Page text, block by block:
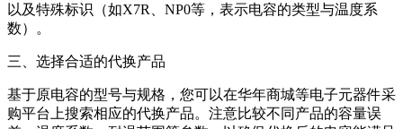
以及特殊标识（如X7R、NP0等，表示电容的类型与温度系
数）。
三、选择合适的代换产品
基于原电容的型号与规格，您可以在华年商城等电子元器件采
购平台上搜索相应的代换产品。注意比较不同产品的容量误